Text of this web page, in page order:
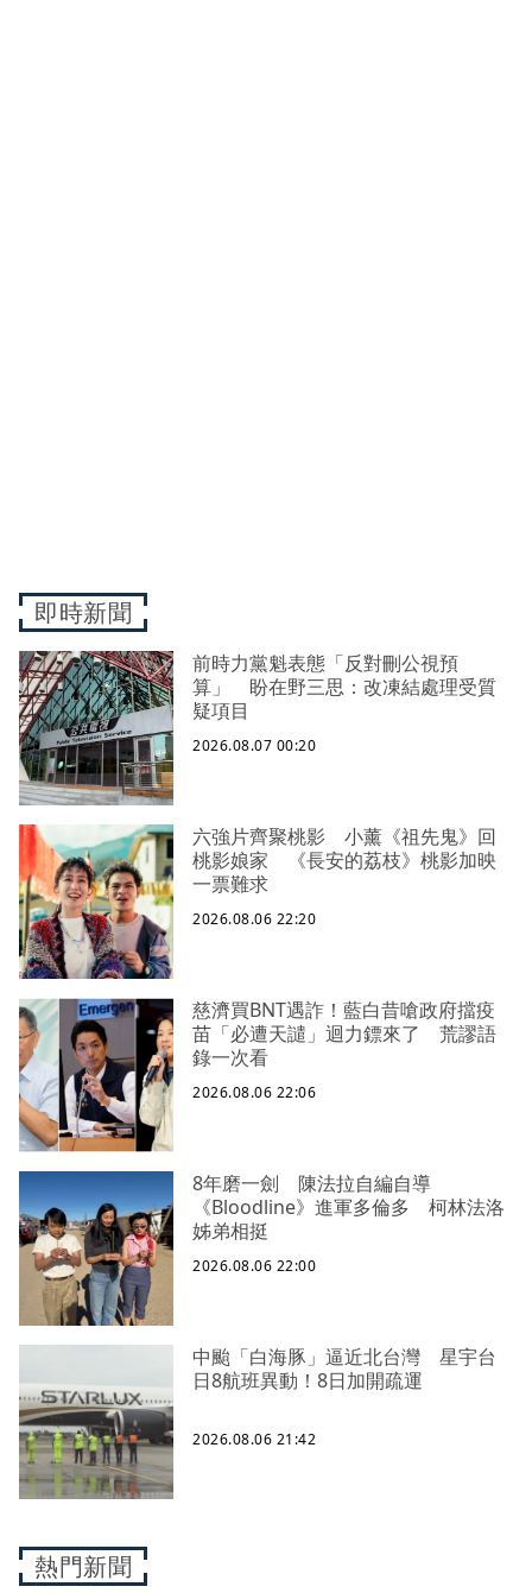
即時新聞
前時力黨魁表態「反對刪公視預
算」 盼在野三思：改凍結處理受質
疑項目
2026.08.07 00:20
六強片齊聚桃影 小薰《祖先鬼》回
桃影娘家 《長安的荔枝》桃影加映
一票難求
2026.08.06 22:20
慈濟買BNT遇詐！藍白昔嗆政府擋疫
苗「必遭天譴」迴力鏢來了 荒謬語
錄一次看
2026.08.06 22:06
8年磨一劍 陳法拉自編自導
《Bloodline》進軍多倫多 柯林法洛
姊弟相挺
2026.08.06 22:00
中颱「白海豚」逼近北台灣 星宇台
日8航班異動！8日加開疏運
2026.08.06 21:42
熱門新聞